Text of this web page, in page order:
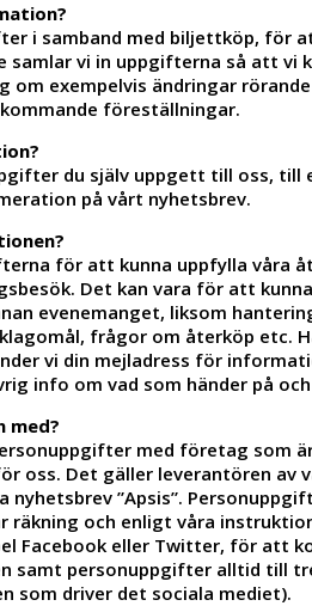
i samband med biljettköp, för
samlar vi in uppgifterna så att vi
om exempelvis ändringar
föreställningar.
du själv uppgett till oss, till
på vårt nyhetsbrev.
för att kunna uppfylla våra
Det kan vara för att
evenemanget, liksom
frågor om återköp etc.
vi din mejladress för
info om vad som händer på
med?
med företag som
oss. Det gäller leverantören av
nyhetsbrev ”Apsis”.
och enligt våra
Facebook eller Twitter, för att
samt personuppgifter alltid till
som driver det sociala mediet).